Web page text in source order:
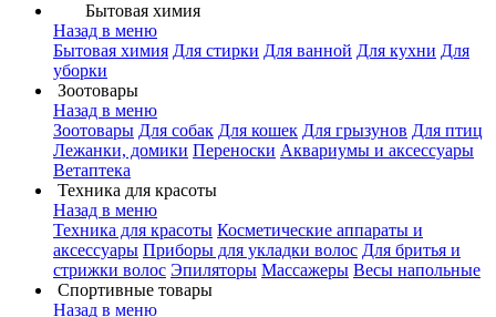
Бытовая химия
Назад в меню
Бытовая химия Для стирки Для ванной Для кухни Для
уборки
Зоотовары
Назад в меню
Зоотовары Для собак Для кошек Для грызунов Для птиц
Лежанки, домики Переноски Аквариумы и аксессуары
Ветаптека
Техника для красоты
Назад в меню
Техника для красоты Косметические аппараты и
аксессуары Приборы для укладки волос Для бритья и
стрижки волос Эпиляторы Массажеры Весы напольные
Спортивные товары
Назад в меню